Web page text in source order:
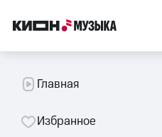
Главная
Избранное